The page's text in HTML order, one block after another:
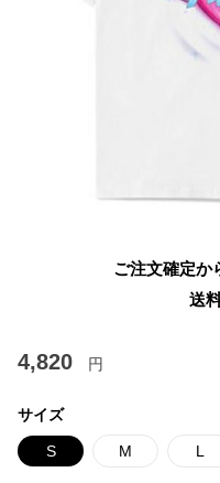
ご注文確定か
送
4,820 円
サイズ
S M L